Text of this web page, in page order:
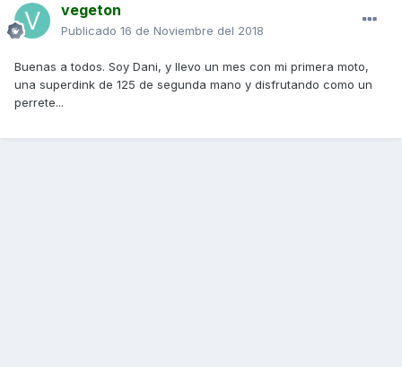
vegeton
Publicado 16 de Noviembre del 2018
Buenas a todos. Soy Dani, y llevo un mes con mi primera moto,
una superdink de 125 de segunda mano y disfrutando como un
perrete...